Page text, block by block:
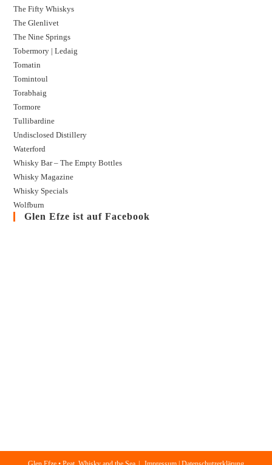
The Fifty Whiskys
The Glenlivet
The Nine Springs
Tobermory | Ledaig
Tomatin
Tomintoul
Torabhaig
Tormore
Tullibardine
Undisclosed Distillery
Waterford
Whisky Bar – The Empty Bottles
Whisky Magazine
Whisky Specials
Wolfburn
Glen Efze ist auf Facebook